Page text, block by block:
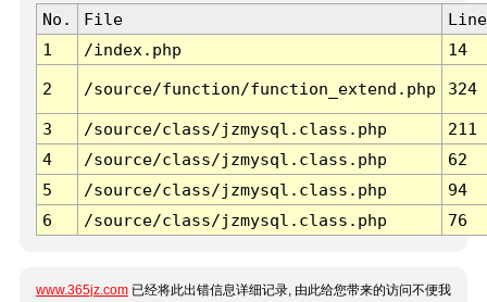
No. File
Line
1
/index.php 14
2 /source/function/function_extend.php 324
3 /source/class/jzmysql.class.php
211
4
/source/class/jzmysql.class.php
62
5
/source/class/jzmysql.class.php
94
6
/source/class/jzmysql.class.php 76
www.365jz.com 已经将此出错信息详细记录, 由此给您带来的访问不便我